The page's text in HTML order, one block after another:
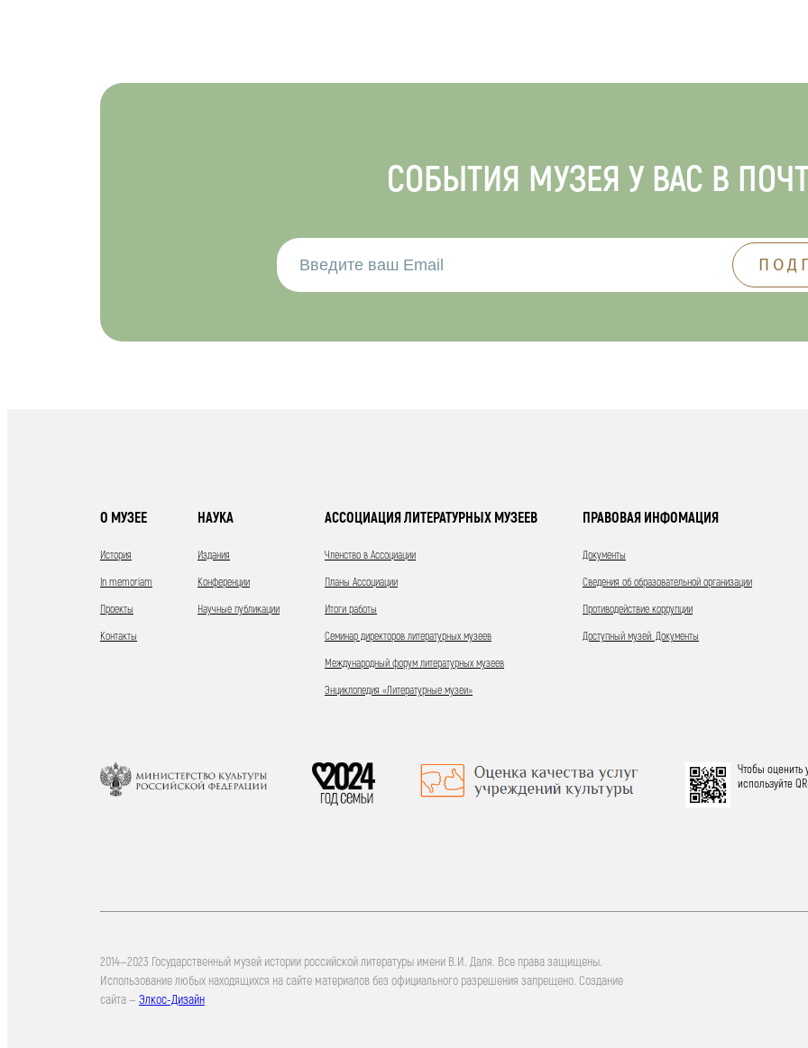
СОБЫТИЯ МУЗЕЯ У ВАС В
О МУЗЕЕ
История
In memoriam
Проекты
Контакты
НАУКА
Издания
Конференции
Научные публикации
АССОЦИАЦИЯ ЛИТЕРАТУРНЫХ МУЗЕЕВ
Членство в Ассоциации
Планы Ассоциации
Итоги работы
Семинар директоров литературных музеев
Международный форум литературных музеев
Энциклопедия «Литературные музеи»
ПРАВОВАЯ ИНФОМАЦИЯ
Документы
Сведения об образовательной организации
Противодействие коррупции
Доступный музей. Документы
Чтобы оценить
используйте
2014—2023 Государственный музей истории российской литературы имени В.И. Даля. Все права защищены.
Использование любых находящихся на сайте материалов без официального разрешения запрещено. Создание
сайта — Элкос-Дизайн